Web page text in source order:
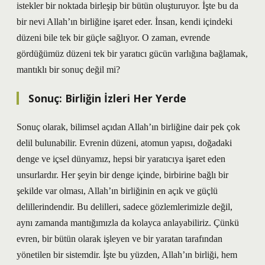
istekler bir noktada birleşip bir bütün oluşturuyor. İşte bu da
bir nevi Allah’ın birliğine işaret eder. İnsan, kendi içindeki
düzeni bile tek bir güçle sağlıyor. O zaman, evrende
gördüğümüz düzeni tek bir yaratıcı gücün varlığına bağlamak,
mantıklı bir sonuç değil mi?
Sonuç: Birliğin İzleri Her Yerde
Sonuç olarak, bilimsel açıdan Allah’ın birliğine dair pek çok
delil bulunabilir. Evrenin düzeni, atomun yapısı, doğadaki
denge ve içsel dünyamız, hepsi bir yaratıcıya işaret eden
unsurlardır. Her şeyin bir denge içinde, birbirine bağlı bir
şekilde var olması, Allah’ın birliğinin en açık ve güçlü
delillerindendir. Bu delilleri, sadece gözlemlerimizle değil,
aynı zamanda mantığımızla da kolayca anlayabiliriz. Çünkü
evren, bir bütün olarak işleyen ve bir yaratan tarafından
yönetilen bir sistemdir. İşte bu yüzden, Allah’ın birliği, hem